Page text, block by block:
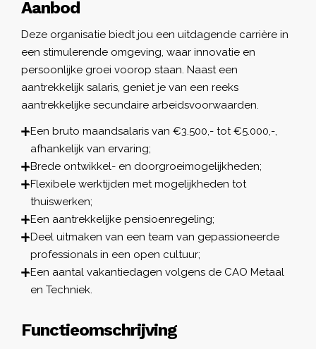
Aanbod
Deze organisatie biedt jou een uitdagende carrière in
een stimulerende omgeving, waar innovatie en
persoonlijke groei voorop staan. Naast een
aantrekkelijk salaris, geniet je van een reeks
aantrekkelijke secundaire arbeidsvoorwaarden.
Een bruto maandsalaris van €3.500,- tot €5.000,-,
afhankelijk van ervaring;
Brede ontwikkel- en doorgroeimogelijkheden;
Flexibele werktijden met mogelijkheden tot
thuiswerken;
Een aantrekkelijke pensioenregeling;
Deel uitmaken van een team van gepassioneerde
professionals in een open cultuur;
Een aantal vakantiedagen volgens de CAO Metaal
en Techniek.
Functieomschrijving